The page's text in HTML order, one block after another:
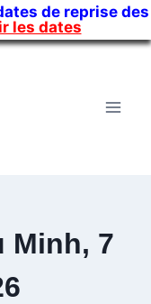
de reprise des
les dates
Minh, 7